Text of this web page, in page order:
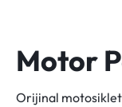
Motor
Orijinal